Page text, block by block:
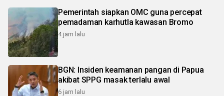
Pemerintah siapkan OMC guna percepat
pemadaman karhutla kawasan Bromo
4 jam lalu
BGN: Insiden keamanan pangan di Papua
akibat SPPG masak terlalu awal
6 jam lalu